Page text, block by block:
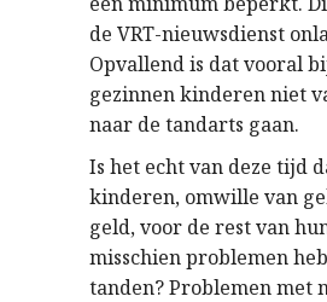
de VRT-nieuwsdienst
Opvallend is dat vooral
gezinnen kinderen niet
naar de tandarts gaan.
Is het echt van deze tijd
kinderen, omwille van
geld, voor de rest van
misschien problemen
tanden? Problemen met